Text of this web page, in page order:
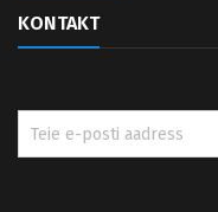
KONTAKT